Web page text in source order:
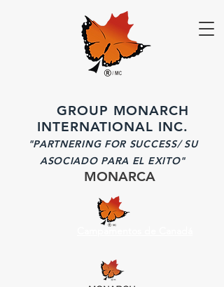
GROUP MONARCH
INTERNATIONAL INC.
"PARTNERING FOR SUCCESS/ SU
ASOCIADO PARA EL EXITO"
MONARCA
Campamentos de Canadá